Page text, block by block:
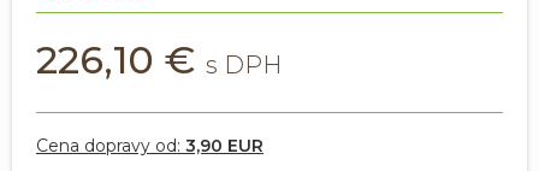
226,10 €
Cena dopravy od: 3,90 EUR